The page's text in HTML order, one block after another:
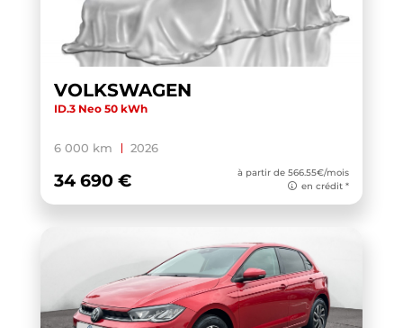
VOLKSWAGEN
ID.3 Neo 50 kWh
6 000 km 2026
34 690 €
à partir de 566.55€/mois
en crédit *